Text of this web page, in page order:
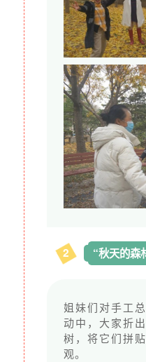
2 “秋天的森
姐妹们对手工
动中，大家折
树，将它们拼
观。